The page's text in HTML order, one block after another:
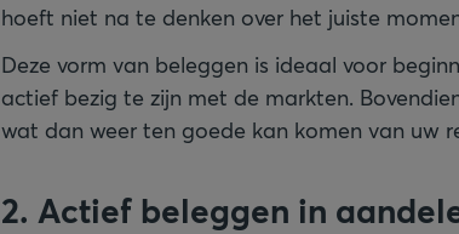
hoeft niet na te denken over het juiste
Deze vorm van beleggen is ideaal voor
actief bezig te zijn met de markten.
wat dan weer ten goede kan komen van uw
2. Actief beleggen in